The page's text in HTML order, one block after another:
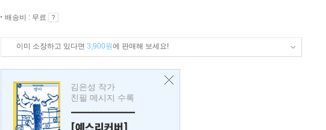
배송비 : 무료
이미 소장하고 있다면 3,900원에 판매해 보세요!
김은성 작가
친필 메시지 수록
---------------